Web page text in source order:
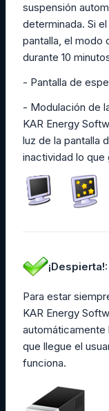
suspensión
determinada. Si
pantalla, el modo
durante 10
- Pantalla de
- Modulación de
KAR Energy
luz de la pantalla
inactividad lo que
¡Despierta!:
Para estar
KAR Energy
automáticamente
que llegue el
funciona.